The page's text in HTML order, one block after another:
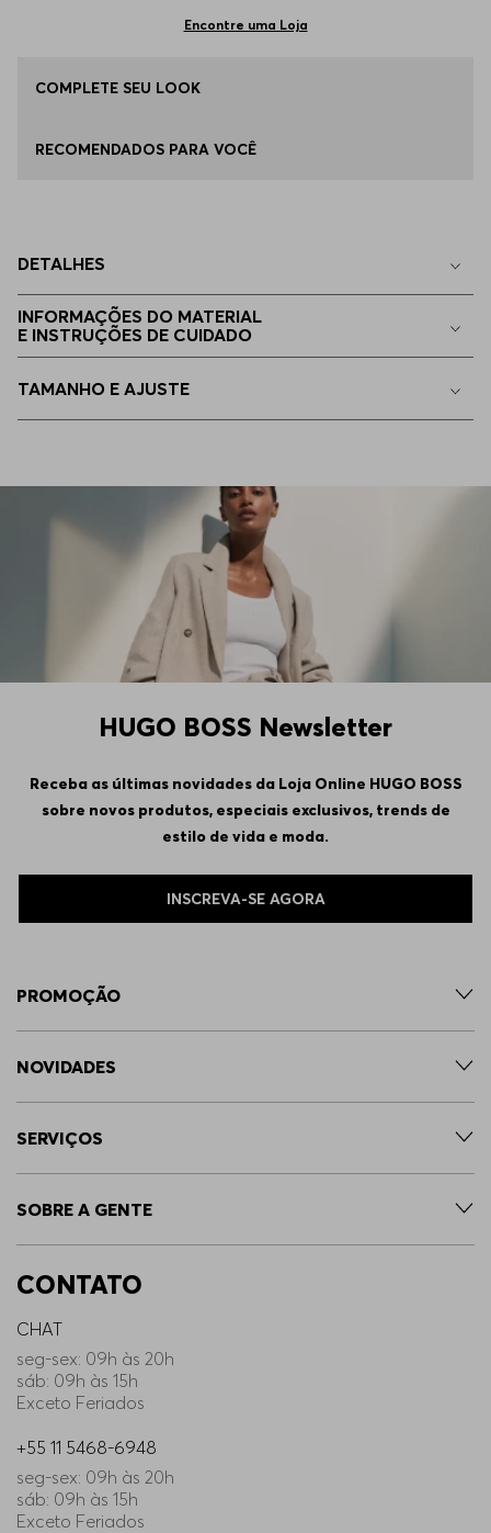
M - M
G - L
EEGG Disponível
EP - XS Indisponível
4GG Indisponível
Encontre uma Loja
COMPLETE SEU LOOK
RECOMENDADOS PARA VOCÊ
DETALHES
INFORMAÇÕES DO MATERIAL
E INSTRUÇÕES DE CUIDADO
TAMANHO E AJUSTE
HUGO BOSS Newsletter
Receba as últimas novidades da Loja Online HUGO BOSS
sobre novos produtos, especiais exclusivos, trends de
estilo de vida e moda.
INSCREVA-SE AGORA
PROMOÇÃO
NOVIDADES
SERVIÇOS
SOBRE A GENTE
CONTATO
CHAT
seg-sex: 09h às 20h
sáb: 09h às 15h
Exceto Feriados
+55 11 5468-6948
seg-sex: 09h às 20h
sáb: 09h às 15h
Exceto Feriados